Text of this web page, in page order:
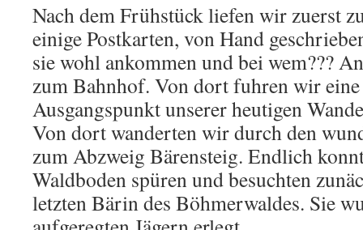
Nach dem Frühstück liefen wir zuerst
einige Postkarten, von Hand
sie wohl ankommen und bei wem???
zum Bahnhof. Von dort fuhren wir
Ausgangspunkt unserer heutigen
Von dort wanderten wir durch den
zum Abzweig Bärensteig. Endlich
Waldboden spüren und besuchten
letzten Bärin des Böhmerwaldes. Sie